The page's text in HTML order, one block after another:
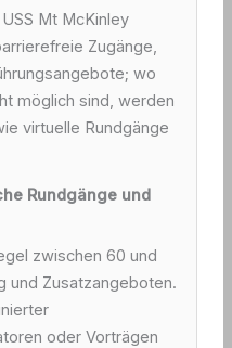
Mt McKinley
Zugänge,
wo
möglich sind, werden
virtuelle Rundgänge
Rundgänge und
zwischen 60 und
und Zusatzangeboten.
oder Vorträgen